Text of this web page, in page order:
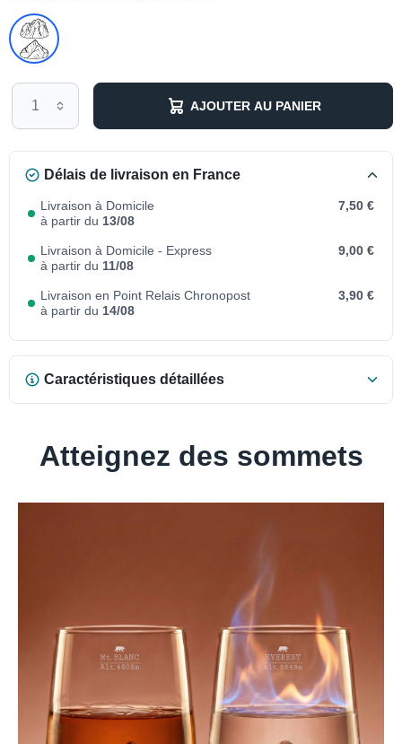
AJOUTER AU PANIER
Délais de livraison en France
Livraison à Domicile
à partir du 13/08
7,50 €
Livraison à Domicile - Express
à partir du 11/08
9,00 €
Livraison en Point Relais Chronopost
à partir du 14/08
3,90 €
Caractéristiques détaillées
Atteignez des sommets